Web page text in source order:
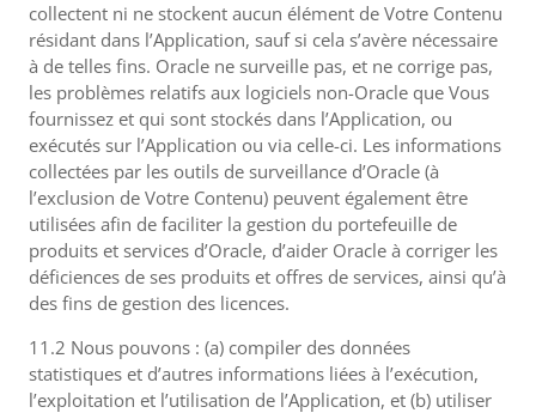
collectent ni ne stockent aucun élément de Votre Contenu
résidant dans l’Application, sauf si cela s’avère nécessaire
à de telles fins. Oracle ne surveille pas, et ne corrige pas,
les problèmes relatifs aux logiciels non-Oracle que Vous
fournissez et qui sont stockés dans l’Application, ou
exécutés sur l’Application ou via celle-ci. Les informations
collectées par les outils de surveillance d’Oracle (à
l’exclusion de Votre Contenu) peuvent également être
utilisées afin de faciliter la gestion du portefeuille de
produits et services d’Oracle, d’aider Oracle à corriger les
déficiences de ses produits et offres de services, ainsi qu’à
des fins de gestion des licences.
11.2 Nous pouvons : (a) compiler des données
statistiques et d’autres informations liées à l’exécution,
l’exploitation et l’utilisation de l’Application, et (b) utiliser